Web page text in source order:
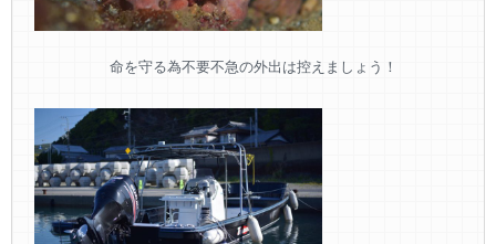
命を守る為不要不急の外出は控えましょう！